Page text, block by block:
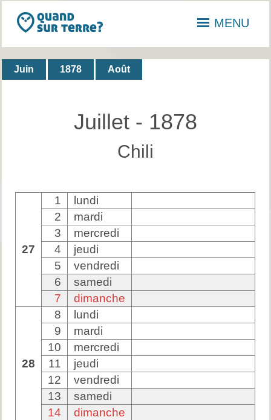
MENU
Juin 1878 Août
Juillet - 1878
Chili
27
1
lundi
2
mardi
3
mercredi
4
jeudi
5
vendredi
6
samedi
7
dimanche
28
8
lundi
9
mardi
10
mercredi
11
jeudi
12
vendredi
13
samedi
14
dimanche